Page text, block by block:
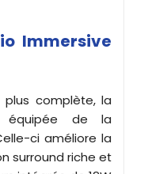
Immersive
plus complète, la
de la
ci améliore la
surround riche et